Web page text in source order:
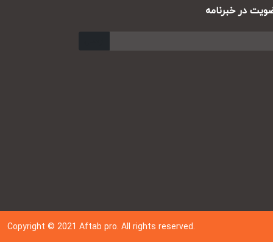
در خبرنامه
Copyright © 202 1Aftab pro. All rights reserved.